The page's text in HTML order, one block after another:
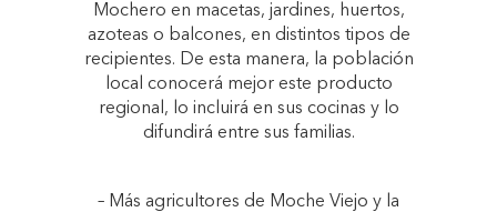
Mochero en macetas, jardines, huertos,
azoteas o balcones, en distintos tipos de
recipientes. De esta manera, la población
local conocerá mejor este producto
regional, lo incluirá en sus cocinas y lo
difundirá entre sus familias.
– Más agricultores de Moche Viejo y la